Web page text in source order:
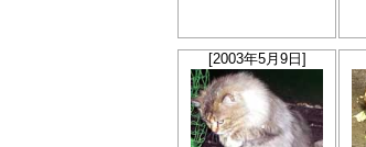
[2003年5月9日]